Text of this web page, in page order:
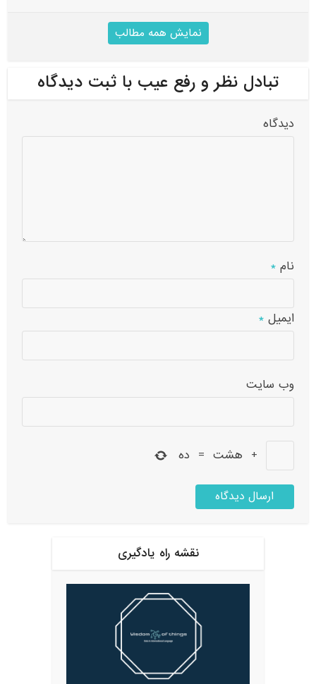
نمایش همه مطالب
تبادل نظر و رفع عیب با ثبت دیدگاه
دیدگاه
نام*
ایمیل*
وب‌ سایت
+ هشت = ده
نقشه راه یادگیری